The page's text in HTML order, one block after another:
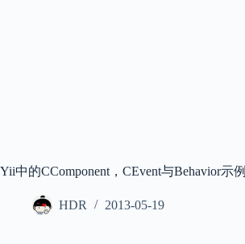
Yii中的CComponent，CEvent与Behavior示例
HDR 2013-05-19